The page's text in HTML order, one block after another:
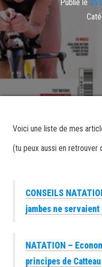
Publié le 25
Voici une liste de mes
(tu peux aussi en retrouver
CONSEILS
jambes ne servaient
NATATION –
principes de Catteau